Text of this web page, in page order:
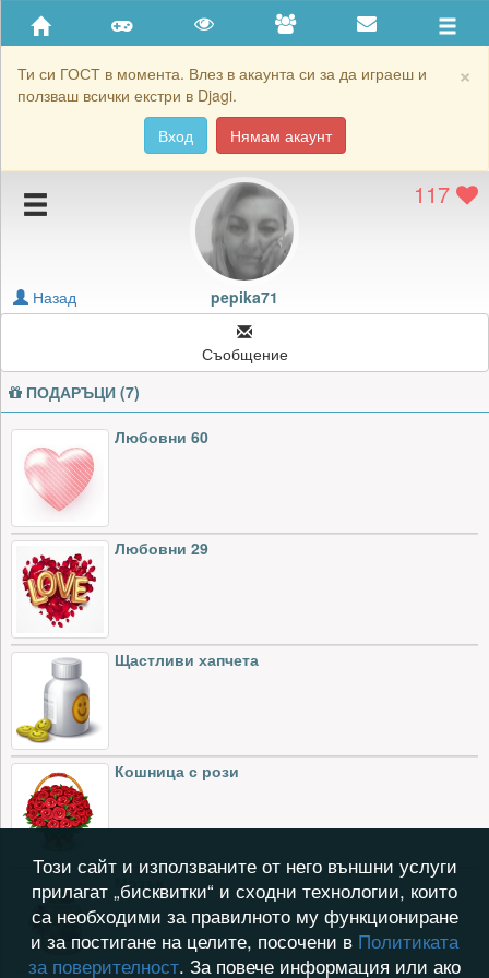
×
Ти си ГОСТ в момента. Влез в акаунта си за да играеш и
ползваш всички екстри в Djagi.
Вход
Нямам акаунт
Приятели
Хронология на игри
Подаръците на pepika71
Картичките на pepika71
Блокирай pepika71
117
pepika71
Назад
Съобщение
ПОДАРЪЦИ (7)
Любовни 60
Любовни 29
Щастливи хапчета
Кошница с рози
Мозък
Този сайт и използваните от него външни услуги
прилагат „бисквитки“ и сходни технологии, които
са необходими за правилното му функциониране
и за постигане на целите, посочени в Политиката
за поверителност. За повече информация или ако